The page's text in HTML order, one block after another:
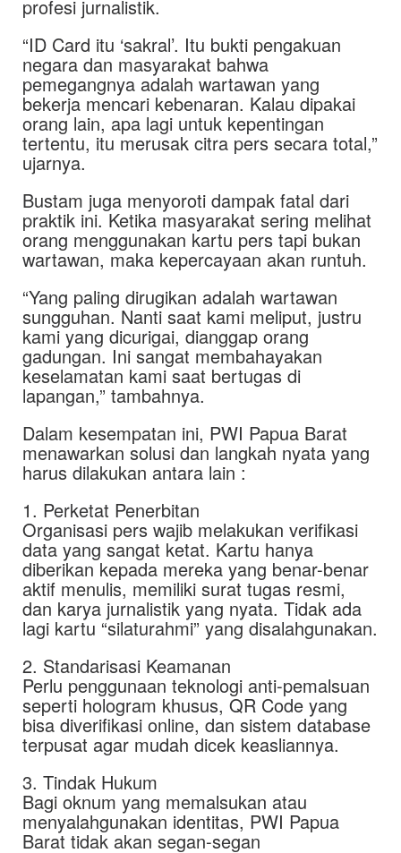
profesi jurnalistik.
“ID Card itu ‘sakral’. Itu bukti pengakuan
negara dan masyarakat bahwa
pemegangnya adalah wartawan yang
bekerja mencari kebenaran. Kalau dipakai
orang lain, apa lagi untuk kepentingan
tertentu, itu merusak citra pers secara total,”
ujarnya.
Bustam juga menyoroti dampak fatal dari
praktik ini. Ketika masyarakat sering melihat
orang menggunakan kartu pers tapi bukan
wartawan, maka kepercayaan akan runtuh.
“Yang paling dirugikan adalah wartawan
sungguhan. Nanti saat kami meliput, justru
kami yang dicurigai, dianggap orang
gadungan. Ini sangat membahayakan
keselamatan kami saat bertugas di
lapangan,” tambahnya.
Dalam kesempatan ini, PWI Papua Barat
menawarkan solusi dan langkah nyata yang
harus dilakukan antara lain :
1. Perketat Penerbitan
Organisasi pers wajib melakukan verifikasi
data yang sangat ketat. Kartu hanya
diberikan kepada mereka yang benar-benar
aktif menulis, memiliki surat tugas resmi,
dan karya jurnalistik yang nyata. Tidak ada
lagi kartu “silaturahmi” yang disalahgunakan.
2. Standarisasi Keamanan
Perlu penggunaan teknologi anti-pemalsuan
seperti hologram khusus, QR Code yang
bisa diverifikasi online, dan sistem database
terpusat agar mudah dicek keasliannya.
3. Tindak Hukum
Bagi oknum yang memalsukan atau
menyalahgunakan identitas, PWI Papua
Barat tidak akan segan-segan